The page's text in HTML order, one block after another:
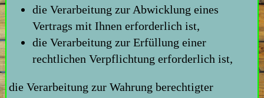
die Verarbeitung zur Abwicklung eines
Vertrags mit Ihnen erforderlich ist,
die Verarbeitung zur Erfüllung einer
rechtlichen Verpflichtung erforderlich ist,
die Verarbeitung zur Wahrung berechtigter